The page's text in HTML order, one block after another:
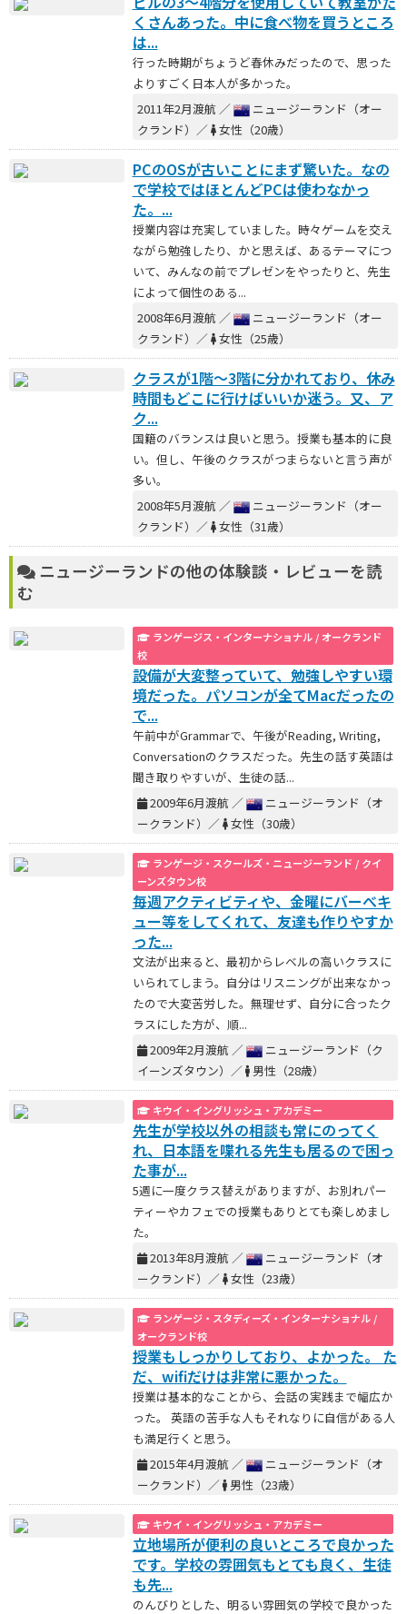
くさんあった。中に食べ物を買うところ
は...
行った時期がちょうど春休みだったので、思った
よりすごく日本人が多かった。
2011年2月渡航 ／
ニュージーランド（オー
クランド）／ 女性（20歳）
PCのOSが古いことにまず驚いた。なの
で学校ではほとんどPCは使わなかっ
た。...
授業内容は充実していました。時々ゲームを交え
ながら勉強したり、かと思えば、あるテーマにつ
いて、みんなの前でプレゼンをやったりと、先生
によって個性のある...
2008年6月渡航 ／
ニュージーランド（オー
クランド）／ 女性（25歳）
クラスが1階～3階に分かれており、休み
時間もどこに行けばいいか迷う。又、ア
ク...
国籍のバランスは良いと思う。授業も基本的に良
い。但し、午後のクラスがつまらないと言う声が
多い。
2008年5月渡航 ／
ニュージーランド（オー
クランド）／ 女性（31歳）
ニュージーランドの他の体験談・レビューを読
む
ランゲージス・インターナショナル / オークランド
校
設備が大変整っていて、勉強しやすい環
境だった。パソコンが全てMacだったの
で...
午前中がGrammarで、午後がReading, Writing,
Conversationのクラスだった。先生の話す英語は
聞き取りやすいが、生徒の話...
2009年6月渡航 ／
ニュージーランド（オ
ークランド）／ 女性（30歳）
ランゲージ・スクールズ・ニュージーランド / クイ
ーンズタウン校
毎週アクティビティや、金曜にバーべキ
ュー等をしてくれて、友達も作りやすか
った...
文法が出来ると、最初からレベルの高いクラスに
いられてしまう。自分はリスニングが出来なかっ
たので大変苦労した。無理せず、自分に合ったク
ラスにした方が、順...
2009年2月渡航 ／
ニュージーランド（ク
イーンズタウン）／ 男性（28歳）
キウイ・イングリッシュ・アカデミー
先生が学校以外の相談も常にのってく
れ、日本語を喋れる先生も居るので困っ
た事が...
5週に一度クラス替えがありますが、お別れパー
ティーやカフェでの授業もありとても楽しめまし
た。
2013年8月渡航 ／
ニュージーランド（オ
ークランド）／ 女性（23歳）
ランゲージ・スタディーズ・インターナショナル /
オークランド校
授業もしっかりしており、よかった。 た
だ、wifiだけは非常に悪かった。
授業は基本的なことから、会話の実践まで幅広か
った。 英語の苦手な人もそれなりに自信がある人
も満足行くと思う。
2015年4月渡航 ／
ニュージーランド（オ
ークランド）／ 男性（23歳）
キウイ・イングリッシュ・アカデミー
立地場所が便利の良いところで良かった
です。学校の雰囲気もとても良く、生徒
も先...
のんびりとした、明るい雰囲気の学校で良かった